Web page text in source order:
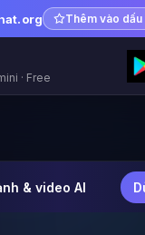
Thêm vào dấu
· Free
& video AI